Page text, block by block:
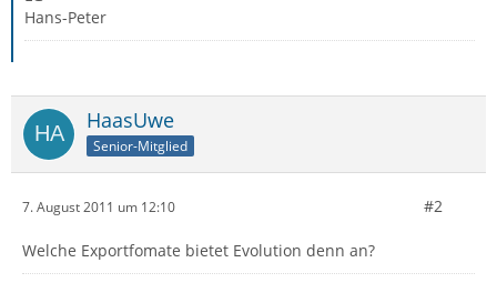
Hans-Peter
HaasUwe
Senior-Mitglied
7. August 2011 um 12:10 #2
Welche Exportfomate bietet Evolution denn an?